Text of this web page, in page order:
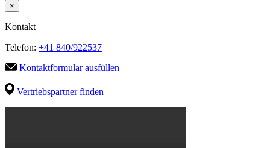
×
Kontakt
Telefon: +41 840/922537
Kontaktformular ausfüllen
Vertriebspartner finden